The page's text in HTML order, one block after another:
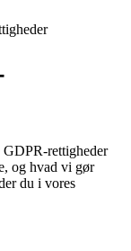
rettigheder
og hvad vi gør
du i vores